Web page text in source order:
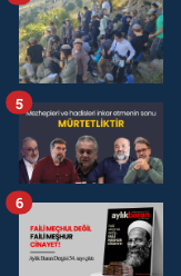
5
6